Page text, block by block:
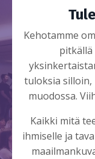
Kehotamme
pitkällä
tuloksia silloin,
muodossa.
Kaikki mitä
ihmiselle ja